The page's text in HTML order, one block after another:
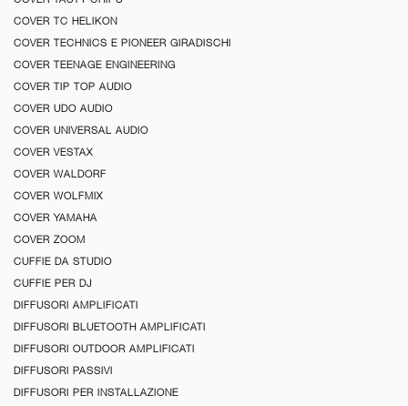
COVER TC HELIKON
COVER TECHNICS E PIONEER GIRADISCHI
COVER TEENAGE ENGINEERING
COVER TIP TOP AUDIO
COVER UDO AUDIO
COVER UNIVERSAL AUDIO
COVER VESTAX
COVER WALDORF
COVER WOLFMIX
COVER YAMAHA
COVER ZOOM
CUFFIE DA STUDIO
CUFFIE PER DJ
DIFFUSORI AMPLIFICATI
DIFFUSORI BLUETOOTH AMPLIFICATI
DIFFUSORI OUTDOOR AMPLIFICATI
DIFFUSORI PASSIVI
DIFFUSORI PER INSTALLAZIONE